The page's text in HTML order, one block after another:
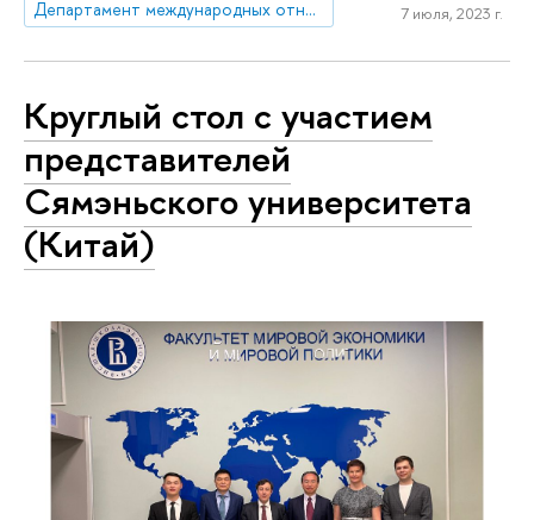
Департамент международных отношений 7 июля, 2023 г.
Круглый стол с участием
представителей
Сямэньского университета
(Китай)